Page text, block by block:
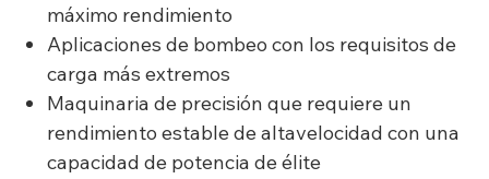
máximo rendimiento
Aplicaciones de bombeo con los requisitos de
carga más extremos
Maquinaria de precisión que requiere un
rendimiento estable de altavelocidad con una
capacidad de potencia de élite